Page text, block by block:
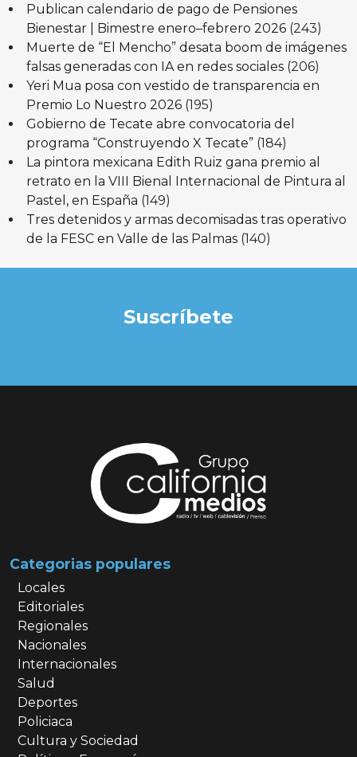
Publican calendario de pago de Pensiones
Bienestar | Bimestre enero–febrero 2026 (243)
Muerte de “El Mencho” desata boom de imágenes
falsas generadas con IA en redes sociales (206)
Yeri Mua posa con vestido de transparencia en
Premio Lo Nuestro 2026 (195)
Gobierno de Tecate abre convocatoria del
programa “Construyendo X Tecate” (184)
La pintora mexicana Edith Ruiz gana premio al
retrato en la VIII Bienal Internacional de Pintura al
Pastel, en España (149)
Tres detenidos y armas decomisadas tras operativo
de la FESC en Valle de las Palmas (140)
Suscríbete
Categorias populares
Locales
Editoriales
Regionales
Nacionales
Internacionales
Salud
Deportes
Policiaca
Cultura y Sociedad